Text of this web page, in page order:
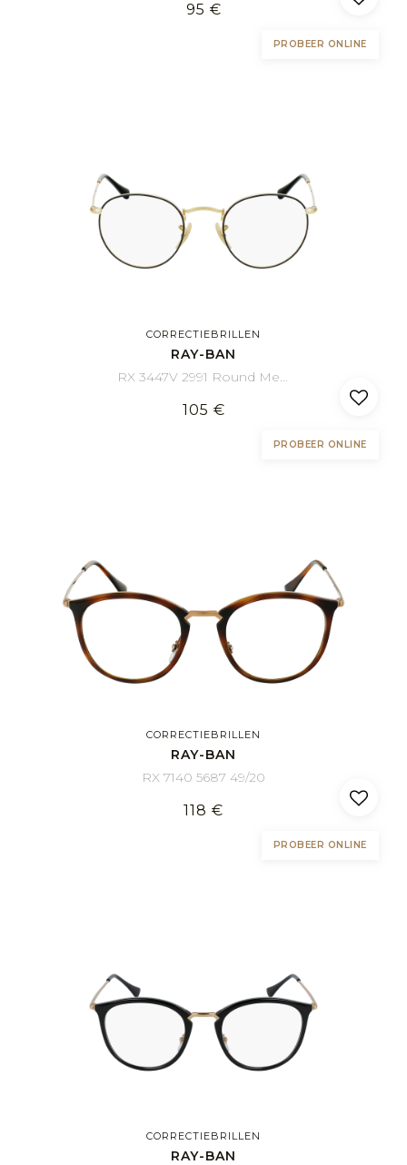
95 €
PROBEER ONLINE
CORRECTIEBRILLEN
RAY-BAN
RX 3447V 2991 Round Metal 47/21
105 €
PROBEER ONLINE
CORRECTIEBRILLEN
RAY-BAN
RX 7140 5687 49/20
118 €
PROBEER ONLINE
CORRECTIEBRILLEN
RAY-BAN